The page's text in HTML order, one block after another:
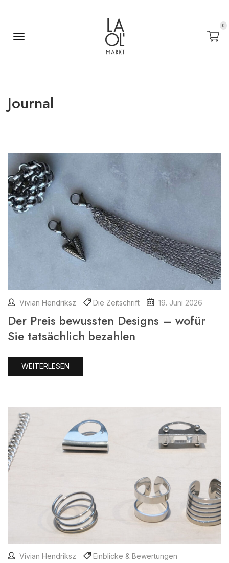
0
Journal
Vivian Hendriksz Die Zeitschrift 19. Juni 2026
Der Preis bewussten Designs – wofür
Sie tatsächlich bezahlen
WEITERLESEN
Vivian Hendriksz
Einblicke & Bewertungen